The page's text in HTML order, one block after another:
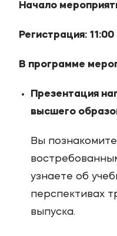
Начало
Регистрация: 11:00
В программе
Презентация
высшего
Вы
узнаете об
перспективах
выпуска.